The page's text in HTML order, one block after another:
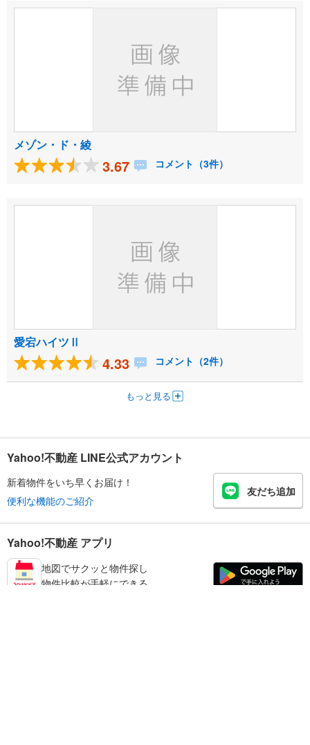
メゾン・ド・綾
3.67 コメント（3件）
愛宕ハイツⅡ
4.33 コメント（2件）
もっと見る
Yahoo!不動産 LINE公式アカウント
新着物件をいち早くお届け！
便利な機能のご紹介
友だち追加
Yahoo!不動産 アプリ
地図でサクッと物件探し
物件比較が手軽にできる